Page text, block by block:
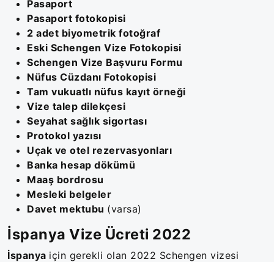
Pasaport
Pasaport fotokopisi
2 adet biyometrik fotoğraf
Eski Schengen Vize Fotokopisi
Schengen Vize Başvuru Formu
Nüfus Cüzdanı Fotokopisi
Tam vukuatlı nüfus kayıt örneği
Vize talep dilekçesi
Seyahat sağlık sigortası
Protokol yazısı
Uçak ve otel rezervasyonları
Banka hesap dökümü
Maaş bordrosu
Mesleki belgeler
Davet mektubu (varsa)
İspanya Vize Ücreti 2022
İspanya için gerekli olan 2022 Schengen vizesi